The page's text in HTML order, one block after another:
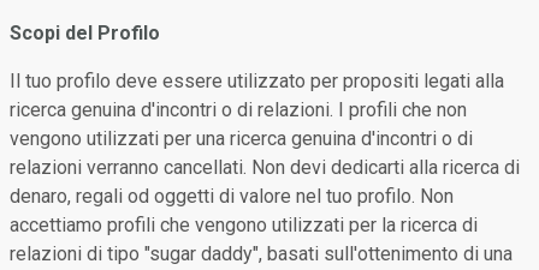
Scopi del Profilo
Il tuo profilo deve essere utilizzato per propositi legati alla
ricerca genuina d'incontri o di relazioni. I profili che non
vengono utilizzati per una ricerca genuina d'incontri o di
relazioni verranno cancellati. Non devi dedicarti alla ricerca di
denaro, regali od oggetti di valore nel tuo profilo. Non
accettiamo profili che vengono utilizzati per la ricerca di
relazioni di tipo "sugar daddy", basati sull'ottenimento di una